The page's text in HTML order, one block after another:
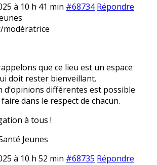
à 10 h 41 min #68734 Répondre
que ce lieu est un espace
doit rester bienveillant.
d’opinions différentes est possible
dans le respect de chacun.
à tous !
Jeunes
à 10 h 52 min #68735 Répondre